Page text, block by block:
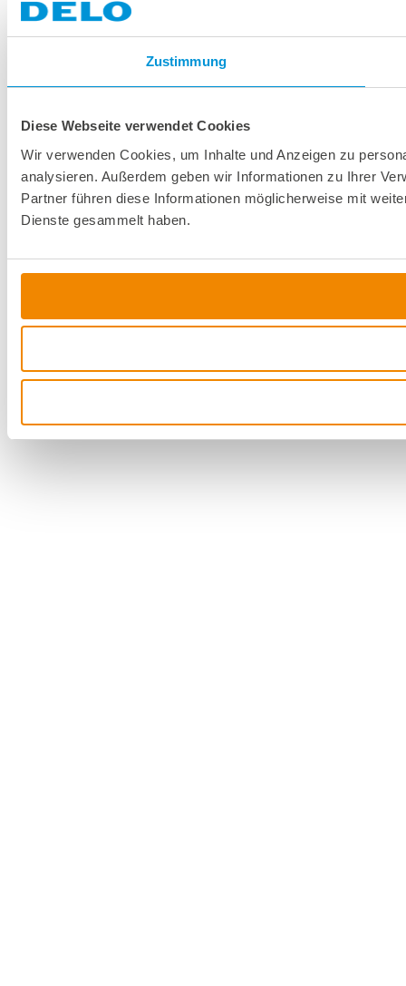
Zustimmung
Diese Webseite verwendet Cookies
Wir verwenden Cookies, um Inhalte und Anzeigen zu
analysieren. Außerdem geben wir Informationen zu Ihrer
Partner führen diese Informationen möglicherweise mit
Dienste gesammelt haben.